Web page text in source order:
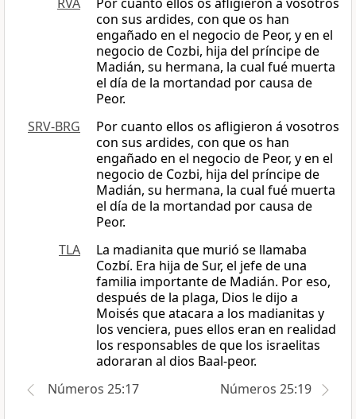
con sus ardides, con que os han
engañado en el negocio de Peor, y en el
negocio de Cozbi, hija del príncipe de
Madián, su hermana, la cual fué muerta
el día de la mortandad por causa de
Peor.
SRV-BRG
Por cuanto ellos os afligieron á vosotros
con sus ardides, con que os han
engañado en el negocio de Peor, y en el
negocio de Cozbi, hija del príncipe de
Madián, su hermana, la cual fué muerta
el día de la mortandad por causa de
Peor.
TLA
La madianita que murió se llamaba
Cozbí. Era hija de Sur, el jefe de una
familia importante de Madián. Por eso,
después de la plaga, Dios le dijo a
Moisés que atacara a los madianitas y
los venciera, pues ellos eran en realidad
los responsables de que los israelitas
adoraran al dios Baal-peor.
Números 25:17
Números 25:19